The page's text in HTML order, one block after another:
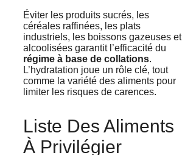
Éviter les produits sucrés, les
céréales raffinées, les plats
industriels, les boissons gazeuses et
alcoolisées garantit l’efficacité du
régime à base de collations.
L’hydratation joue un rôle clé, tout
comme la variété des aliments pour
limiter les risques de carences.
Liste Des Aliments
À Privilégier